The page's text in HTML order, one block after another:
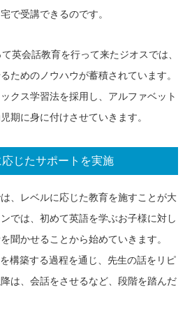
で受講できるのです。
英会話教育を行って来たジオスでは、
ためのノウハウが蓄積されています。
クス学習法を採用し、アルファベット
期に身に付けさせていきます。
応じたサポートを実施
、レベルに応じた教育を施すことが大
では、初めて英語を学ぶお子様に対し
聞かせることから始めていきます。
構築する過程を通じ、先生の話をリピ
は、会話をさせるなど、段階を踏んだ